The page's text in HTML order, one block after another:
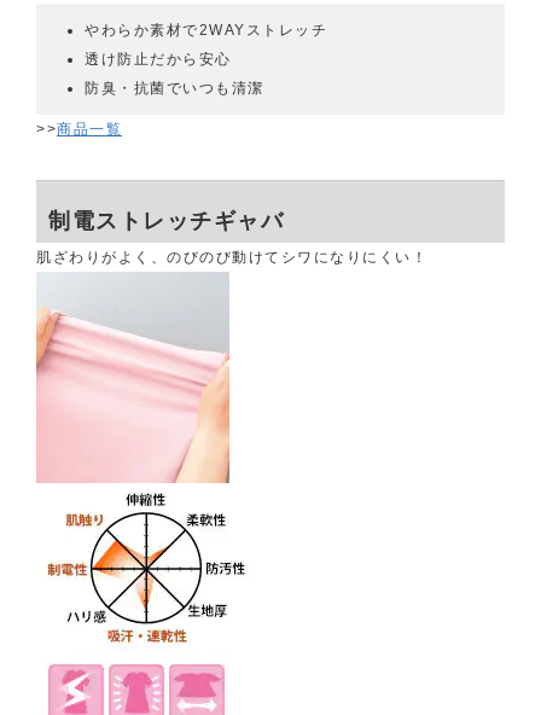
やわらか素材で2WAYストレッチ
透け防止だから安心
防臭・抗菌でいつも清潔
>>商品一覧
制電ストレッチギャバ
肌ざわりがよく、のびのび動けてシワになりにくい！